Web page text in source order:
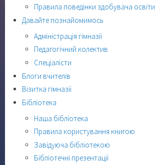
Правила поведінки здобувача освіти
Давайте познайомимось
Адміністрація гімназії
Педагогічний колектив
Спеціалісти
Блоги вчителів
Візитка гімназії
Бібліотека
Наша бібліотека
Правила користування книгою
Завідуюча бібліотекою
Бібліотечні презентації